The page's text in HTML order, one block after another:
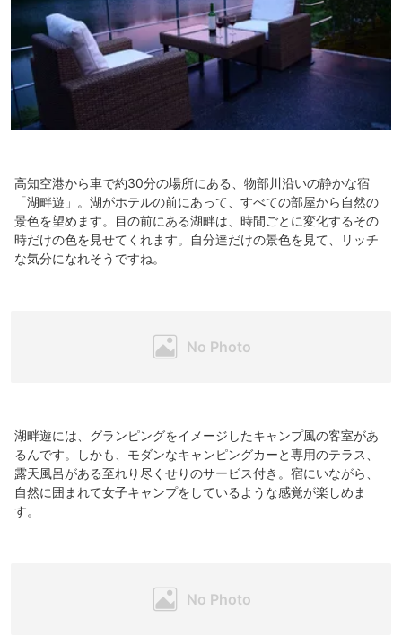
高知空港から車で約30分の場所にある、物部川沿いの静かな宿
「湖畔遊」。湖がホテルの前にあって、すべての部屋から自然の
景色を望めます。目の前にある湖畔は、時間ごとに変化するその
時だけの色を見せてくれます。自分達だけの景色を見て、リッチ
な気分になれそうですね。
湖畔遊には、グランピングをイメージしたキャンプ風の客室があ
るんです。しかも、モダンなキャンピングカーと専用のテラス、
露天風呂がある至れり尽くせりのサービス付き。宿にいながら、
自然に囲まれて女子キャンプをしているような感覚が楽しめま
す。